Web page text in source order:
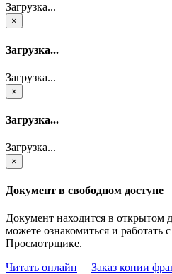
Загрузка...
×
Загрузка...
Загрузка...
×
Загрузка...
Загрузка...
×
Документ в свободном доступе
Документ находится в открытом
можете ознакомиться и работать
Просмотрщике.
Читать онлайн
Заказ копии